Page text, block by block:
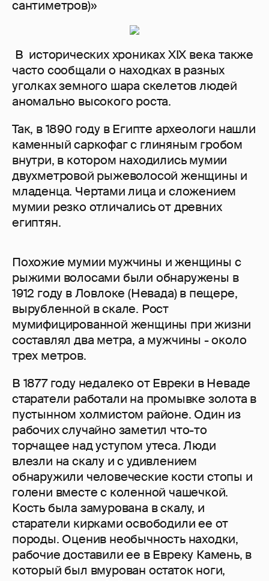
сантиметров)»
В исторических хрониках XIX века также
часто сообщали о находках в разных
уголках земного шара скелетов людей
аномально высокого роста.
Так, в 1890 году в Египте археологи нашли
каменный саркофаг с глиняным гробом
внутри, в котором находились мумии
двухметровой рыжеволосой женщины и
младенца. Чертами лица и сложением
мумии резко отличались от древних
египтян.
Похожие мумии мужчины и женщины с
рыжими волосами были обнаружены в
1912 году в Ловлоке (Невада) в пещере,
вырубленной в скале. Рост
мумифицированной женщины при жизни
составлял два метра, а мужчины - около
трех метров.
В 1877 году недалеко от Евреки в Неваде
старатели работали на промывке золота в
пустынном холмистом районе. Один из
рабочих случайно заметил что-то
торчащее над уступом утеса. Люди
влезли на скалу и с удивлением
обнаружили человеческие кости стопы и
голени вместе с коленной чашечкой.
Кость была замурована в скалу, и
старатели кирками освободили ее от
породы. Оценив необычность находки,
рабочие доставили ее в Евреку Камень, в
который был вмурован остаток ноги,